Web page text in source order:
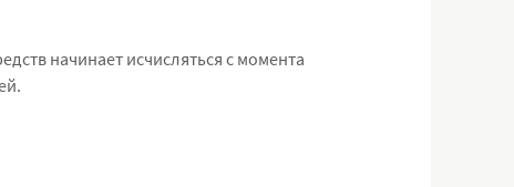
начинает исчисляться с момента